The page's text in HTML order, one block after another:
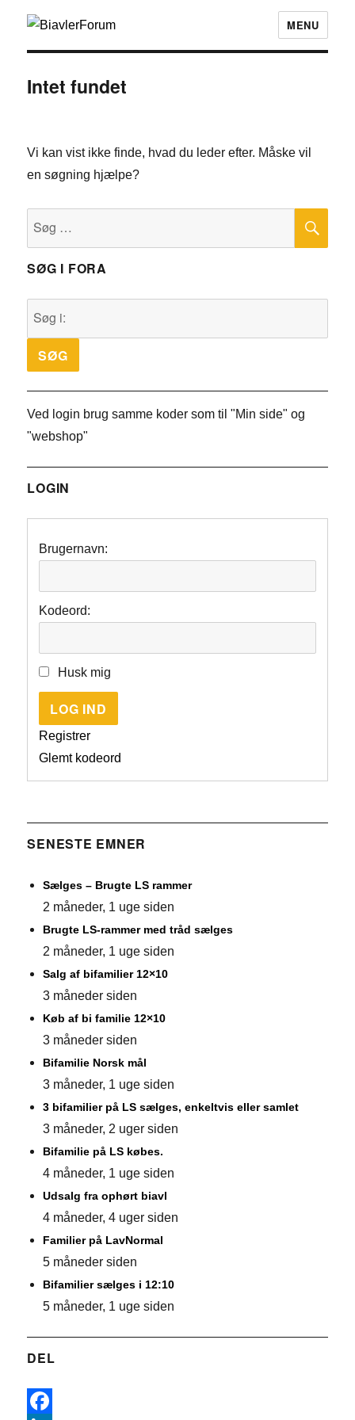
MENU
Intet fundet
Vi kan vist ikke finde, hvad du leder efter. Måske vil
en søgning hjælpe?
SØG I FORA
Ved login brug samme koder som til "Min side" og
"webshop"
LOGIN
Brugernavn:
Kodeord:
Husk mig
LOG IND
Registrer
Glemt kodeord
SENESTE EMNER
Sælges – Brugte LS rammer
2 måneder, 1 uge siden
Brugte LS-rammer med tråd sælges
2 måneder, 1 uge siden
Salg af bifamilier 12×10
3 måneder siden
Køb af bi familie 12×10
3 måneder siden
Bifamilie Norsk mål
3 måneder, 1 uge siden
3 bifamilier på LS sælges, enkeltvis eller samlet
3 måneder, 2 uger siden
Bifamilie på LS købes.
4 måneder, 1 uge siden
Udsalg fra ophørt biavl
4 måneder, 4 uger siden
Familier på LavNormal
5 måneder siden
Bifamilier sælges i 12:10
5 måneder, 1 uge siden
DEL